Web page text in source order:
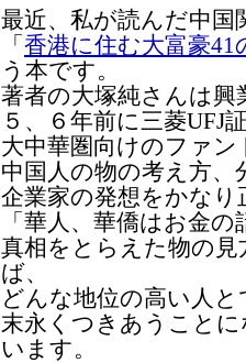
最近、私が読んだ中
「 香港に住む大富豪41
う本です。
著者の大塚純さんは興
５、６年前に三菱UFJ
大中華圏向けのファ
中国人の物の考え方
企業家の発想をかな
「華人、華僑はお金
真相をとらえた物の
ば、
どんな地位の高い人
末永くつきあうこと
います。